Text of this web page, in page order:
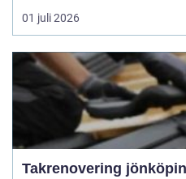
01 juli 2026
Takrenovering